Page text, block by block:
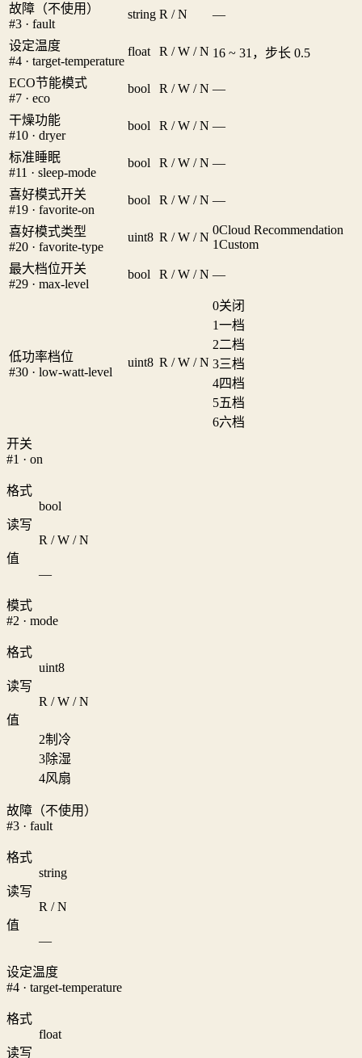
故障（不使用）
#3 · fault
string R / N —
设定温度
#4 · target-temperature
float R / W / N 16 ~ 31，步长 0.5
ECO节能模式
#7 · eco
bool R / W / N —
干燥功能
#10 · dryer
bool R / W / N —
标准睡眠
#11 · sleep-mode
bool R / W / N —
喜好模式开关
#19 · favorite-on
bool R / W / N —
喜好模式类型
#20 · favorite-type
uint8 R / W / N
0Cloud Recommendation
1Custom
最大档位开关
#29 · max-level
bool R / W / N —
低功率档位
#30 · low-watt-level
uint8 R / W / N
0关闭
1一档
2二档
3三档
4四档
5五档
6六档
开关
#1 · on
格式
bool
读写
R / W / N
值
—
模式
#2 · mode
格式
uint8
读写
R / W / N
值
2制冷
3除湿
4风扇
故障（不使用）
#3 · fault
格式
string
读写
R / N
值
—
设定温度
#4 · target-temperature
格式
float
读写